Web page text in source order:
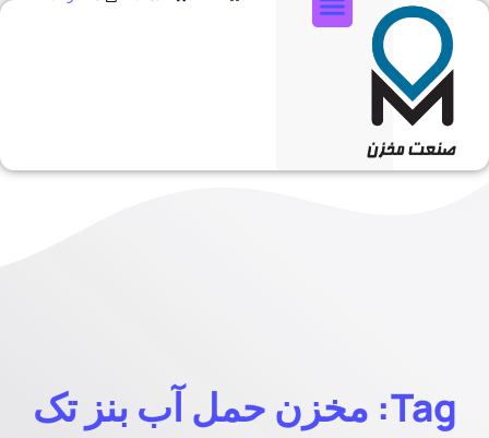
Tag: مخزن حمل آب بنز تک